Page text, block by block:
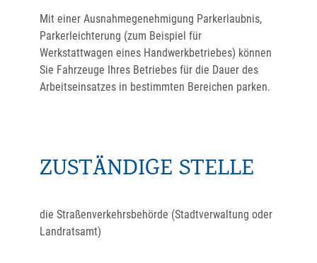
Mit einer Ausnahmegenehmigung Parkerlaubnis,
Parkerleichterung (zum Beispiel für
Werkstattwagen eines Handwerkbetriebes) können
Sie Fahrzeuge Ihres Betriebes für die Dauer des
Arbeitseinsatzes in bestimmten Bereichen parken.
ZUSTÄNDIGE STELLE
die Straßenverkehrsbehörde (Stadtverwaltung oder
Landratsamt)